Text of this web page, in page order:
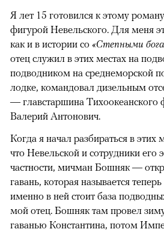
Я лет 15 готовился к этому
фигурой Невельского. Для меня
как и в истории со «Степными
отец служил в этих местах на
подводником на среднеморской
лодке, командовал дизельным
—​ главстаршина Тихоокеанского
Валерий Антонович.
Когда я начал разбираться в этих
что Невельской и сотрудники его
частности, мичман Бошняк —
гавань, которая называется
именно в ней стоит база
мой отец. Бошняк там провел
гаванью Константина, потом